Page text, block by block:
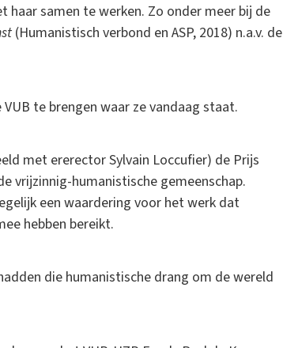
haar samen te werken. Zo onder meer bij de
(Humanistisch verbond en ASP, 2018) n.a.v. de
te brengen waar ze vandaag staat.
met ererector Sylvain Loccufier) de Prijs
vrijzinnig-humanistische gemeenschap.
een waardering voor het werk dat
hebben bereikt.
die humanistische drang om de wereld